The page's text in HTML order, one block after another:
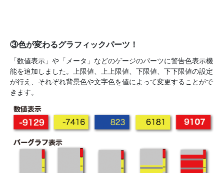
③色が変わるグラフィックパーツ！
「数値表示」や「メータ」などのゲージのパーツに警告色表示機
能を追加しました。上限値、上上限値、下限値、下下限値の設定
が行え、それぞれ背景色や文字色を値によって変更することがで
きます。